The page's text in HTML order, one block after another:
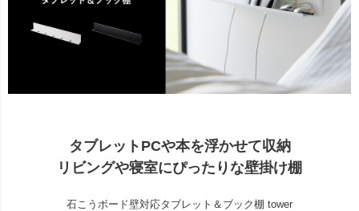
タブレットPCや本を浮かせて収納
リビングや寝室にぴったりな壁掛け棚
石こうボード壁対応タブレット＆ブック棚 tower